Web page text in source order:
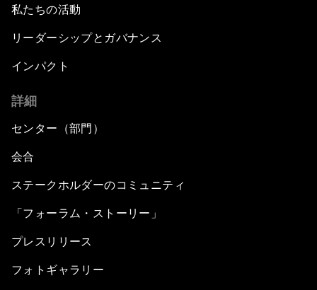
私たちの活動
リーダーシップとガバナンス
インパクト
詳細
センター（部門）
会合
ステークホルダーのコミュニティ
「フォーラム・ストーリー」
プレスリリース
フォトギャラリー